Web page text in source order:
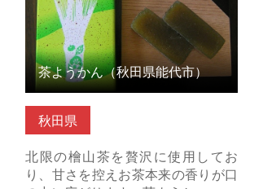
秋田県
北限の檜山茶を贅沢に使用してお
り、甘さを控えお茶本来の香りが口
茶ようかん（秋田県能代市）